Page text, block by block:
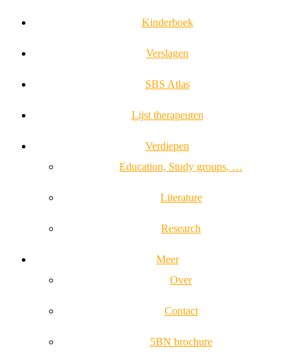
Kinderboek
Verslagen
SBS Atlas
Lijst therapeuten
Verdiepen
Education, Study groups, …
Literature
Research
Meer
Over
Contact
5BN brochure